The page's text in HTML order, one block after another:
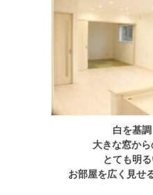
シミュレーション
キャンペーン・コラボ情報
家づくりの知識
白を基
大きな窓か
とても明
お部屋を広く見せ